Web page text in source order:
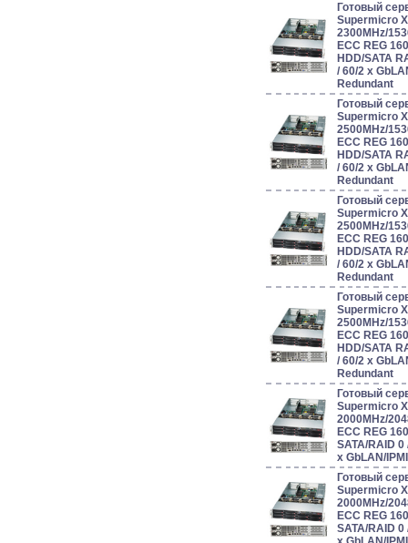
Готовый
Supermicro
2300MHz/
ECC REG
HDD/SATA
/ 60/2 x
Redundant
Готовый
Supermicro
2500MHz/
ECC REG
HDD/SATA
/ 60/2 x
Redundant
Готовый
Supermicro
2500MHz/
ECC REG
HDD/SATA
/ 60/2 x
Redundant
Готовый
Supermicro
2500MHz/
ECC REG
HDD/SATA
/ 60/2 x
Redundant
Готовый
Supermicro
2000MHz/
ECC REG
SATA/RAID 0
x GbLAN/
Готовый
Supermicro
2000MHz/
ECC REG
SATA/RAID 0